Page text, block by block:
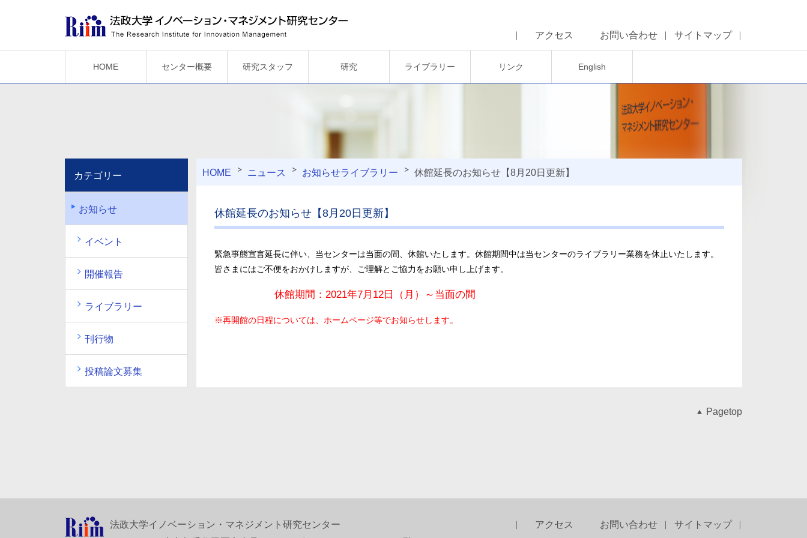
アクセス お問い合わせ サイトマップ
HOME センター概要 研究スタッフ 研究 ライブラリー リンク English
HOME ニュース お知らせライブラリー 休館延長のお知らせ【8月20日更新】
休館延長のお知らせ【8月20日更新】
緊急事態宣言延長に伴い、当センターは当面の間、休館いたします。休館期間中は当センターのライブラリー業務を休止いたします。
皆さまにはご不便をおかけしますが、ご理解とご協力をお願い申し上げます。
休館期間：2021年7月12日（月）～当面の間
※再開館の日程については、ホームページ等でお知らせします。
カテゴリー
お知らせ
イベント
開催報告
ライブラリー
刊行物
投稿論文募集
Pagetop
法政大学イノベーション・マネジメント研究センター
アクセス お問い合わせ サイトマップ